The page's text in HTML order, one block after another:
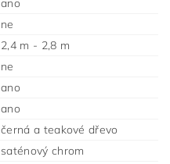
ano
ne
2,4 m - 2,8 m
ne
ano
ano
černá a teakové dřevo
saténový chrom